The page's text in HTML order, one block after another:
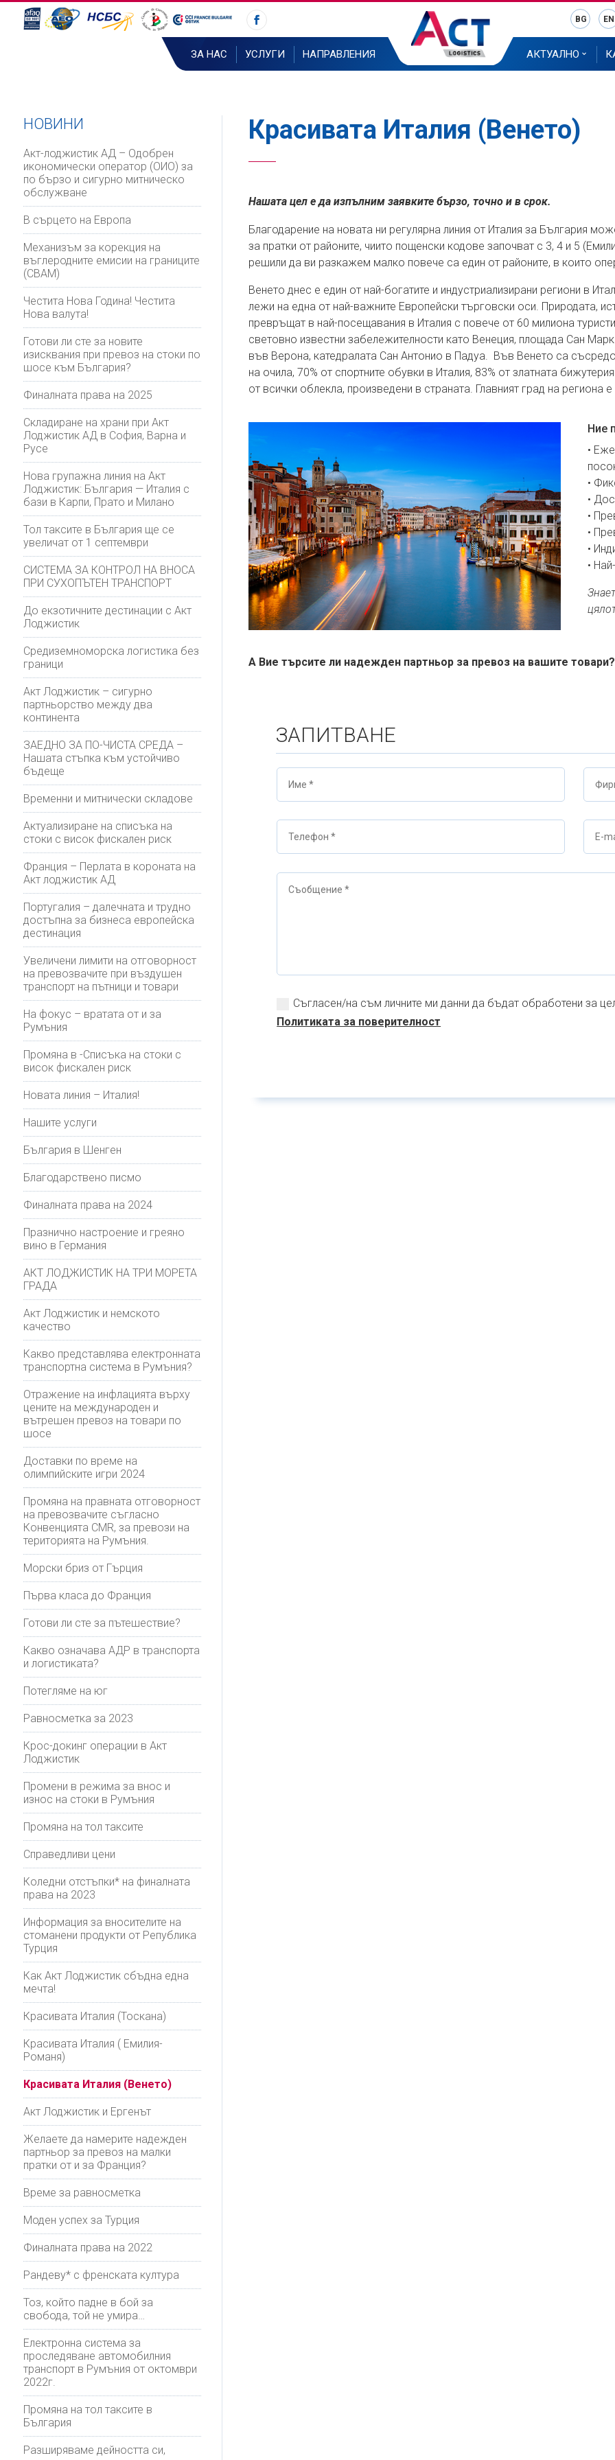
BG EN
ЗА НАС УСЛУГИ НАПРАВЛЕНИЯ АКТУАЛНО
Красивата Италия (Венето)
Нашата цел е да изпълним заявките бързо, точно и в срок.
Благодарение на новата ни регулярна линия от Италия за България
за пратки от районите, чиито пощенски кодове започват с 3, 4 и 5
решили да ви разкажем малко повече са един от районите, в които
Венето днес е един от най-богатите и индустриализирани региони в
лежи на една от най-важните Европейски търговски оси. Природата,
превръщат в най-посещавания в Италия с повече от 60 милиона
световно известни забележителности като Венеция, площада Сан
във Верона, катедралата Сан Антонио в Падуа. Във Венето са
на очила, 70% от спортните обувки в Италия, 83% от златната
от всички облекла, произведени в страната. Главният град на региона
Ние
•
•
•
•
•
•
•
А Вие търсите ли надежден партньор за превоз на вашите товари?
ЗАПИТВАНЕ
Съгласен/на съм личните ми данни да бъдат обработени за
Политиката за поверителност
НОВИНИ
Акт-лоджистик АД – Одобрен
икономически оператор (ОИО) за
по бързо и сигурно митническо
обслужване
В сърцето на Европа
Механизъм за корекция на
въглеродните емисии на границите
(CBAM)
Честита Нова Година! Честита
Нова валута!
Готови ли сте за новите
изисквания при превоз на стоки по
шосе към България?
Финалната права на 2025
Складиране на храни при Акт
Лоджистик АД в София, Варна и
Русе
Нова групажна линия на Акт
Лоджистик: България — Италия с
бази в Карпи, Прато и Милано
Тол таксите в България ще се
увеличат от 1 септември
СИСТЕМА ЗА КОНТРОЛ НА ВНОСА
ПРИ СУХОПЪТЕН ТРАНСПОРТ
До екзотичните дестинации с Акт
Лоджистик
Средиземноморска логистика без
граници
Акт Лоджистик – сигурно
партньорство между два
континента
ЗАЕДНО ЗА ПО-ЧИСТА СРЕДА –
Нашата стъпка към устойчиво
бъдеще
Временни и митнически складове
Актуализиране на списъка на
стоки с висок фискален риск
Франция – Перлата в короната на
Акт лоджистик АД
Португалия – далечната и трудно
достъпна за бизнеса европейска
дестинация
Увеличени лимити на отговорност
на превозвачите при въздушен
транспорт на пътници и товари
На фокус – вратата от и за
Румъния
Промяна в -Списъка на стоки с
висок фискален риск
Новата линия – Италия!
Нашите услуги
България в Шенген
Благодарствено писмо
Финалната права на 2024
Празнично настроение и греяно
вино в Германия
АКТ ЛОДЖИСТИК НА ТРИ МОРЕТА
ГРАДА
Акт Лоджистик и немското
качество
Какво представлява електронната
транспортна система в Румъния?
Отражение на инфлацията върху
цените на международен и
вътрешен превоз на товари по
шосе
Доставки по време на
олимпийските игри 2024
Промяна на правната отговорност
на превозвачите съгласно
Конвенцията CMR, за превози на
територията на Румъния.
Морски бриз от Гърция
Първа класа до Франция
Готови ли сте за пътешествие?
Какво означава АДР в транспорта
и логистиката?
Потегляме на юг
Равносметка за 2023
Крос-докинг операции в Акт
Лоджистик
Промени в режима за внос и
износ на стоки в Румъния
Промяна на тол таксите
Справедливи цени
Коледни отстъпки* на финалната
права на 2023
Информация за вносителите на
стоманени продукти от Република
Турция
Как Акт Лоджистик сбъдна една
мечта!
Красивата Италия (Тоскана)
Красивата Италия ( Емилия-
Романя)
Красивата Италия (Венето)
Акт Лоджистик и Ергенът
Желаете да намерите надежден
партньор за превоз на малки
пратки от и за Франция?
Време за равносметка
Моден успех за Турция
Финалната права на 2022
Рандеву* с френската култура
Тоз, който падне в бой за
свобода, той не умира…
Електронна система за
проследяване автомобилния
транспорт в Румъния от октомври
2022г.
Промяна на тол таксите в
България
Разширяваме дейността си,